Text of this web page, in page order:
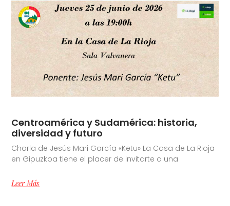
Centroamérica y Sudamérica: historia,
diversidad y futuro
Charla de Jesús Mari García «Ketu» La Casa de La Rioja
en Gipuzkoa tiene el placer de invitarte a una
Leer Más